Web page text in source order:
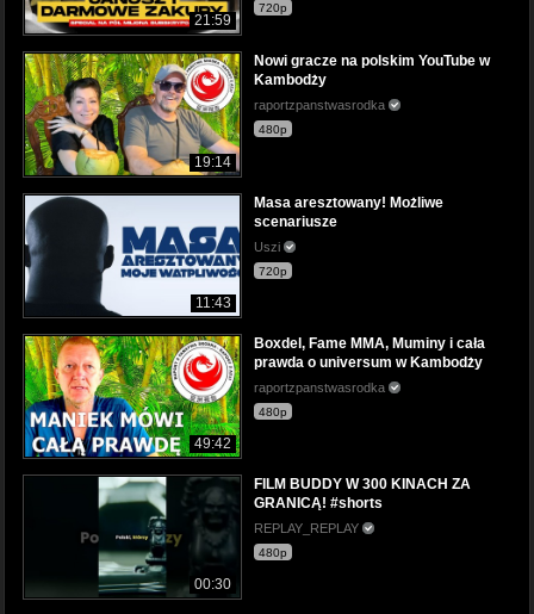
21:59
720p
19:14
Nowi gracze na polskim YouTube w
Kambodży
raportzpanstwasrodka
480p
11:43
Masa aresztowany! Możliwe
scenariusze
Uszi
720p
49:42
Boxdel, Fame MMA, Muminy i cała
prawda o universum w Kambodży
raportzpanstwasrodka
480p
00:30
FILM BUDDY W 300 KINACH ZA
GRANICĄ! #shorts
REPLAY_REPLAY
480p